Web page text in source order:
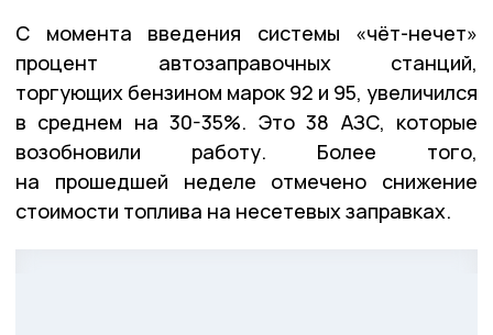
С момента введения системы «чёт-нечет»
процент автозаправочных станций,
торгующих бензином марок 92 и 95, увеличился
в среднем на 30-35%. Это 38 АЗС, которые
возобновили работу. Более того,
на прошедшей неделе отмечено снижение
стоимости топлива на несетевых заправках.